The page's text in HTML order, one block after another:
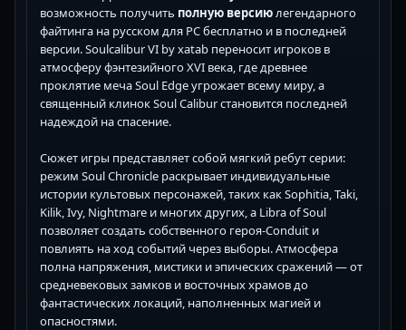
возможность получить полную версию легендарного
файтинга на русском для PC бесплатно и в последней
версии. Soulcalibur VI by xatab переносит игроков в
атмосферу фэнтезийного XVI века, где древнее
проклятие меча Soul Edge угрожает всему миру, а
священный клинок Soul Calibur становится последней
надеждой на спасение.
Сюжет игры представляет собой мягкий ребут серии:
режим Soul Chronicle раскрывает индивидуальные
истории культовых персонажей, таких как Sophitia, Taki,
Kilik, Ivy, Nightmare и многих других, а Libra of Soul
позволяет создать собственного героя-Conduit и
повлиять на ход событий через выборы. Атмосфера
полна напряжения, мистики и эпических сражений — от
средневековых замков и восточных храмов до
фантастических локаций, наполненных магией и
опасностями.